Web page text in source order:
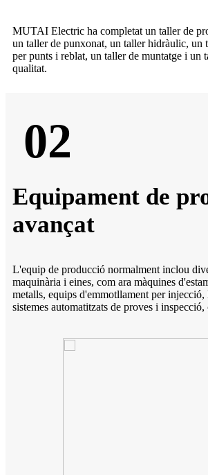
MUTAI Electric ha completat un taller de
un taller de punxonat, un taller hidràulic, un
per punts i reblat, un taller de muntatge i un
qualitat.
02
Equipament de
avançat
L'equip de producció normalment inclou
maquinària i eines, com ara màquines
metalls, equips d'emmotllament per injecció,
sistemes automatitzats de proves i inspecció,